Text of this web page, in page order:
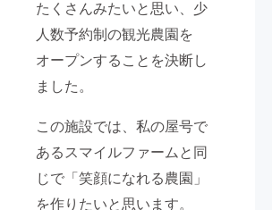
たくさんみたいと思い、少
人数予約制の観光農園を
オープンすることを決断し
ました。
この施設では、私の屋号で
あるスマイルファームと同
じで「笑顔になれる農園」
を作りたいと思います。